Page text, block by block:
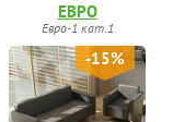
-15%
ЕВРО
Евро-1 кат.1